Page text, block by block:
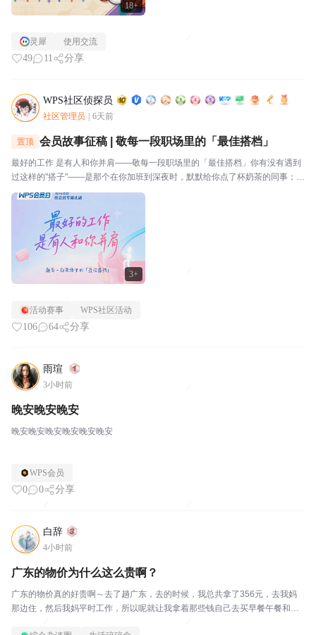
18+
灵犀 使用交流
49 11 分享
WPS社区侦探员
社区管理员 6天前
3+
置顶 会员故事征稿 | 敬每一段职场里的「最佳搭档」
最好的工作 是有人和你并肩——敬每一段职场里的「最佳搭档」你有没有遇到
过这样的"搭子"——是那个在你加班到深夜时，默默给你点了杯奶茶的同事；是
那个在你被需求追着跑时，帮你挡了一刀的项目经理；是那个看到你表格里有
活动赛事 WPS社区活动
106 64 分享
雨瑄
3小时前
晚安晚安晚安
晚安晚安晚安晚安晚安晚安
WPS会员
0 0 分享
白辞
4小时前
广东的物价为什么这么贵啊？
广东的物价真的好贵啊～去了趟广东，去的时候，我总共拿了356元，去我妈
那边住，然后我妈平时工作，所以呢就让我拿着那些钱自己去买早餐午餐和晚